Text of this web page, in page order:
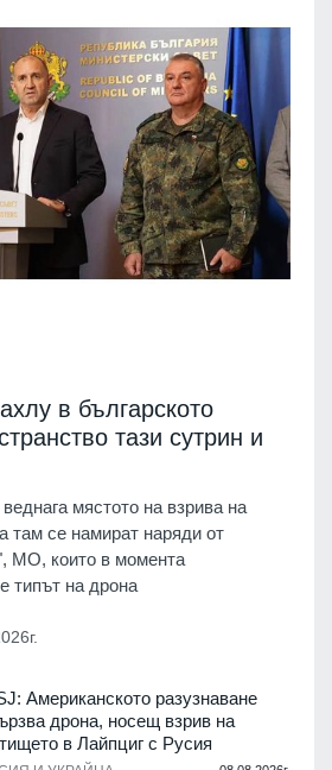
в българското
тази сутрин и
мястото на взрива на
там се намират наряди от
МО, които в момента
типът на дрона
Американското разузнаване
дрона, носещ взрив на
в Лайпциг с Русия